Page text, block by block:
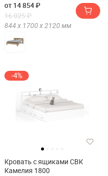
от 14 854 ₽
16 025 ₽
844 х 1700 х2120 мм
-4%
Кровать с ящиками СВК
Камелия 1800